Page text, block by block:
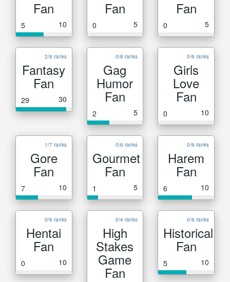
Fan
5 10
Fan
0 5
Fan
0 5
2/6 ranks
Fantasy
Fan
29 30
0/8 ranks
Gag
Humor
Fan
2 5
0/6 ranks
Girls
Love
Fan
0 10
1/7 ranks
Gore
Fan
7 10
0/6 ranks
Gourmet
Fan
1 5
0/6 ranks
Harem
Fan
6 10
0/6 ranks
Hentai
Fan
0 10
0/4 ranks
High
Stakes
Game
Fan
0/6 ranks
Historical
Fan
5 10